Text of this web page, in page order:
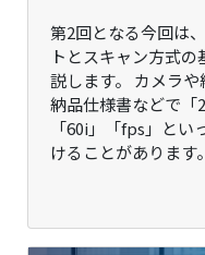
第2回となる今回は
トとスキャン方式
説します。 カメラや
納品仕様書などで「
「60i」「fps」とい
けることがあります